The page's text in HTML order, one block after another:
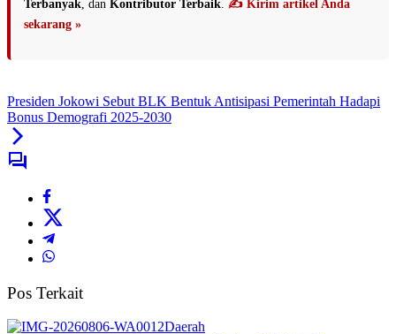
Terbanyak , dan Kontributor Terbaik ✍️ Kirim artikel Anda
sekarang »
Presiden Jokowi Sebut BLK Bentuk Antisipasi Pemerintah Hadapi
Bonus Demografi 2025-2030
Pos Terkait
Daerah